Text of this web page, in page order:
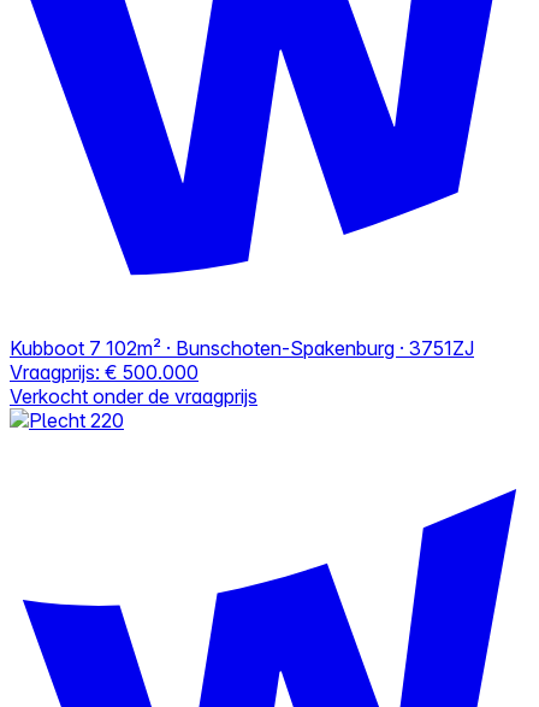
Kubboot 7 102m² · Bunschoten-Spakenburg · 3751ZJ
Vraagprijs: € 500.000
Verkocht onder de vraagprijs